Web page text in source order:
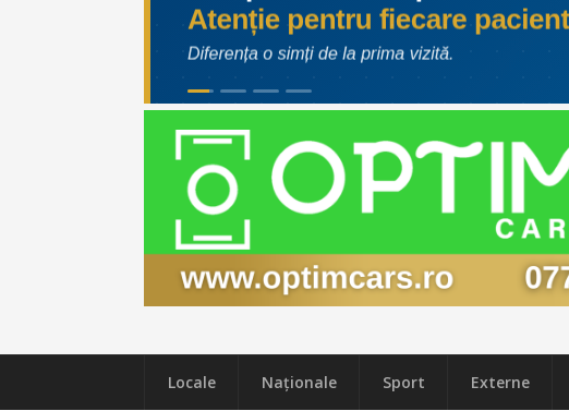
Locale Naţionale Sport Externe